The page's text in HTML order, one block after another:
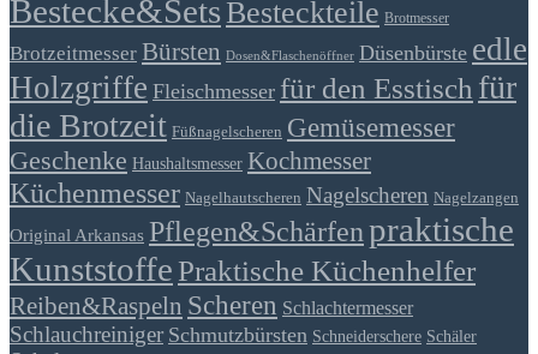
Bestecke&SetsBesteckteile Brotmesser
Brotzeitmesser Bürsten Dosen&Flaschenöffner Düsenbürste edle
Holzgriffe Fleischmesser für den Esstisch für
die Brotzeit Füßnagelscheren Gemüsemesser
Geschenke Haushaltsmesser Kochmesser
Küchenmesser Nagelhautscheren Nagelscheren Nagelzangen
Original Arkansas Pflegen&Schärfenpraktische
KunststoffePraktische Küchenhelfer
Reiben&Raspeln Scheren Schlachtermesser
Schlauchreiniger Schmutzbürsten Schneiderschere Schäler